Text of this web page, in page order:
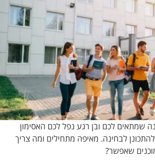
שמתאים לכם ובן רגע נפל לכם האסימון
לבחינה. מאיפה מתחילים ומה צריך
שאפשר?